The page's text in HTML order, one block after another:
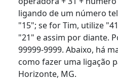
ligando de um número
"15"; se for Tim, utilize
"21" e assim por diante.
99999-9999. Abaixo, há
como fazer uma ligação
Horizonte, MG.